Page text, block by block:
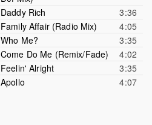
Daddy Rich
3:36
Family Affair (Radio Mix)
4:05
Who Me?
3:35
Come Do Me (Remix/Fade)
4:02
Feelin' Alright
3:35
Apollo 4:07